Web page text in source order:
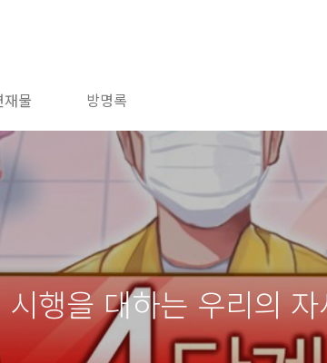
재물 방명록
행을 대하는 우리의